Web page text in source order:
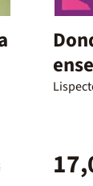
feliz